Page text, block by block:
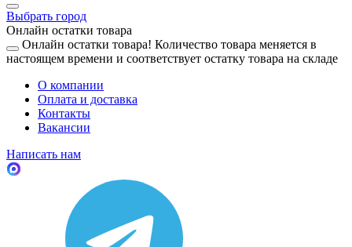
Выбрать город
Онлайн остатки товара
Онлайн остатки товара! Количество товара меняется в
настоящем времени и соответствует остатку товара на складе
О компании
Оплата и доставка
Контакты
Вакансии
Написать нам